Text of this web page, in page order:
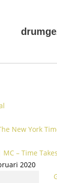
New York
MC – Time
2020